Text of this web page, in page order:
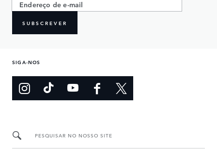
SUBSCREVER
SIGA-NOS
PESQUISAR NO NOSSO SITE